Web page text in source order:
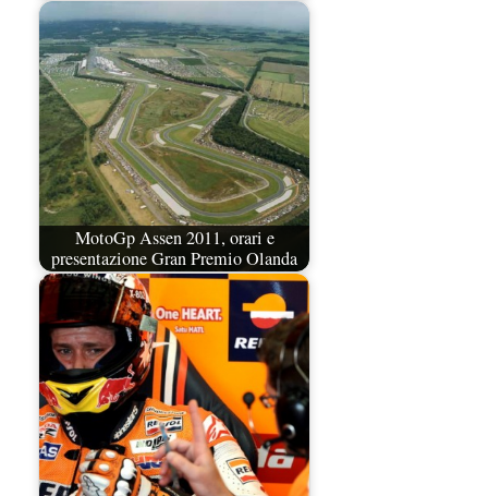
MotoGp Assen 2011, orari e
presentazione Gran Premio Olanda